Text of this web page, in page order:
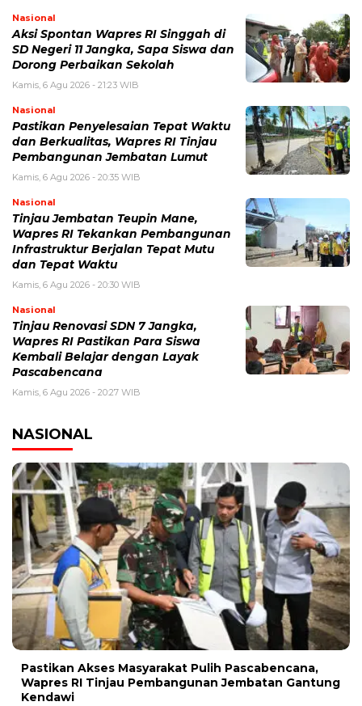
Nasional
Aksi Spontan Wapres RI Singgah di
SD Negeri 11 Jangka, Sapa Siswa dan
Dorong Perbaikan Sekolah
Kamis, 6 Agu 2026 - 21:23 WIB
Nasional
Pastikan Penyelesaian Tepat Waktu
dan Berkualitas, Wapres RI Tinjau
Pembangunan Jembatan Lumut
Kamis, 6 Agu 2026 - 20:35 WIB
Nasional
Tinjau Jembatan Teupin Mane,
Wapres RI Tekankan Pembangunan
Infrastruktur Berjalan Tepat Mutu
dan Tepat Waktu
Kamis, 6 Agu 2026 - 20:30 WIB
Nasional
Tinjau Renovasi SDN 7 Jangka,
Wapres RI Pastikan Para Siswa
Kembali Belajar dengan Layak
Pascabencana
Kamis, 6 Agu 2026 - 20:27 WIB
NASIONAL
Pastikan Akses Masyarakat Pulih Pascabencana,
Wapres RI Tinjau Pembangunan Jembatan Gantung
Kendawi